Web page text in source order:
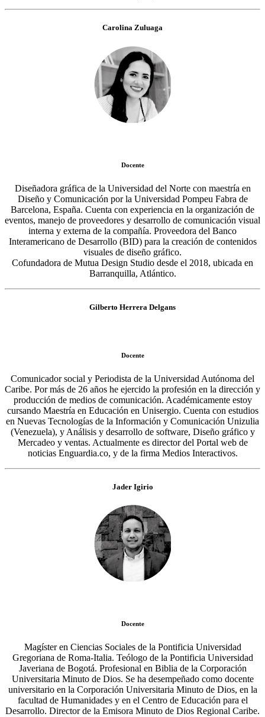
Carolina Zuluaga
Docente
Diseñadora gráfica de la Universidad del Norte con maestría en
Diseño y Comunicación por la Universidad Pompeu Fabra de
Barcelona, España. Cuenta con experiencia en la organización de
eventos, manejo de proveedores y desarrollo de comunicación visual
interna y externa de la compañía. Proveedora del Banco
Interamericano de Desarrollo (BID) para la creación de contenidos
visuales de diseño gráfico.
Cofundadora de Mutua Design Studio desde el 2018, ubicada en
Barranquilla, Atlántico.
Gilberto Herrera Delgans
Docente
Comunicador social y Periodista de la Universidad Autónoma del
Caribe. Por más de 26 años he ejercido la profesión en la dirección y
producción de medios de comunicación. Académicamente estoy
cursando Maestría en Educación en Unisergio. Cuenta con estudios
en Nuevas Tecnologías de la Información y Comunicación Unizulia
(Venezuela), y Análisis y desarrollo de software, Diseño gráfico y
Mercadeo y ventas. Actualmente es director del Portal web de
noticias Enguardia.co, y de la firma Medios Interactivos.
Jader Igirio
Docente
Magíster en Ciencias Sociales de la Pontificia Universidad
Gregoriana de Roma-Italia. Teólogo de la Pontificia Universidad
Javeriana de Bogotá. Profesional en Biblia de la Corporación
Universitaria Minuto de Dios. Se ha desempeñado como docente
universitario en la Corporación Universitaria Minuto de Dios, en la
facultad de Humanidades y en el Centro de Educación para el
Desarrollo. Director de la Emisora Minuto de Dios Regional Caribe.